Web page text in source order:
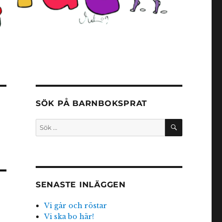
SÖK PÅ BARNBOKSPRAT
Sök
efter:
SÖK
SENASTE INLÄGGEN
Vi går och röstar
Vi ska bo här!